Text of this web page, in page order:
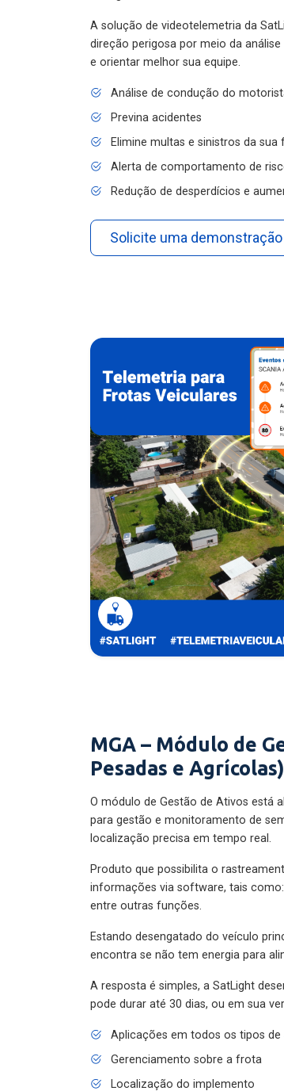
A solução de videotelemetria da
direção perigosa por meio da
e orientar melhor sua equipe.
Análise de condução do
Previna acidentes
Elimine multas e sinistros da sua
Alerta de comportamento de
Redução de desperdícios e
Solicite uma demonstração
MGA – Módulo de
Pesadas e Agrícolas)
O módulo de Gestão de Ativos está
para gestão e monitoramento de
localização precisa em tempo real.
Produto que possibilita o
informações via software, tais
entre outras funções.
Estando desengatado do veículo
encontra se não tem energia para
A resposta é simples, a SatLight
pode durar até 30 dias, ou em sua
Aplicações em todos os tipos de
Gerenciamento sobre a frota
Localização do implemento